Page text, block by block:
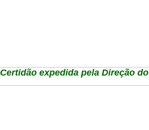
Certidão expedida pela Direção